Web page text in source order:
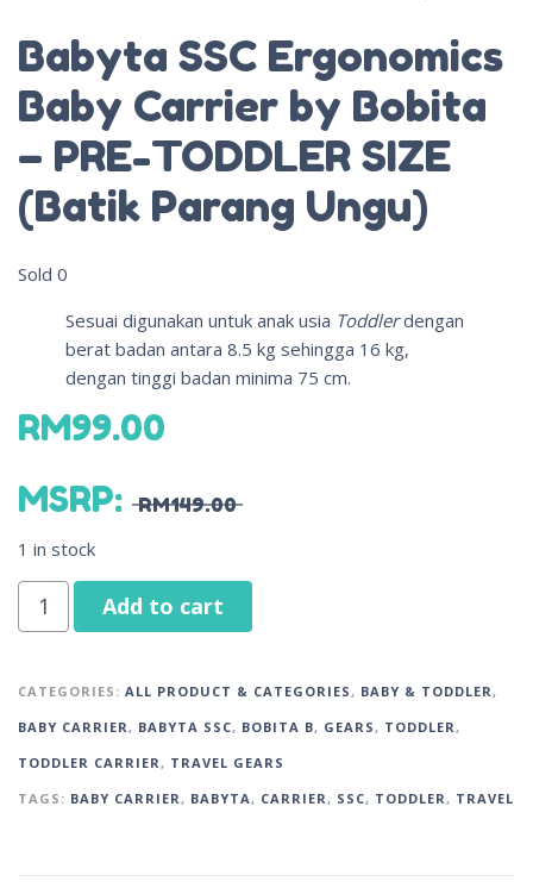
Babyta SSC Ergonomics
Baby Carrier by Bobita
– PRE-TODDLER SIZE
(Batik Parang Ungu)
Sold 0
Sesuai digunakan untuk anak usia Toddlerdengan
berat badan antara 8.5 kg sehingga 16 kg,
dengan tinggi badan minima 75 cm.
RM99.00
MSRP: RM149.00
1 in stock
Add to cart
CATEGORIES: ALL PRODUCT & CATEGORIES , BABY & TODDLER ,
BABY CARRIER , BABYTA SSC, BOBITA B, GEARS , TODDLER ,
TODDLER CARRIER , TRAVEL GEARS
TAGS: BABY CARRIER , BABYTA , CARRIER , SSC, TODDLER , TRAVEL